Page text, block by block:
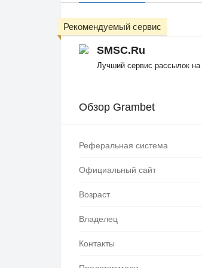
SMSC.Ru
Лучший сервис рассылок
Рекомендуемый сервис
Обзор Grambet
Реферальная система
Официальный сайт
Возраст
Владелец
Контакты